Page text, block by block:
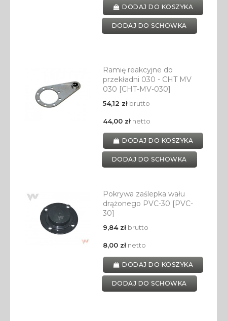
DODAJ DO KOSZYKA
DODAJ DO SCHOWKA
Ramię reakcyjne do
przekładni 030 - CHT MV
030 [CHT-MV-030]
54,12 złbrutto
44,00 złnetto
DODAJ DO KOSZYKA
DODAJ DO SCHOWKA
Pokrywa zaślepka wału
drążonego PVC-30 [PVC-
30]
9,84 złbrutto
8,00 złnetto
DODAJ DO KOSZYKA
DODAJ DO SCHOWKA